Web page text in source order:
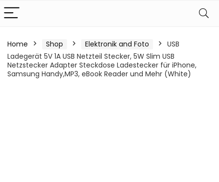
Home Shop Elektronik and Foto
USB
Ladegerät 5V 1A USB Netzteil Stecker, 5W Slim USB
Netzstecker Adapter Steckdose Ladestecker für iPhone,
Samsung Handy,MP3, eBook Reader und Mehr (White)